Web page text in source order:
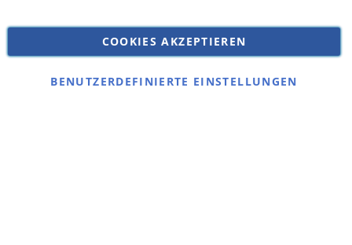
Datenschutz
Impressum
Kontakt
COOKIES AKZEPTIEREN
BENUTZERDEFINIERTE EINSTELLUNGEN